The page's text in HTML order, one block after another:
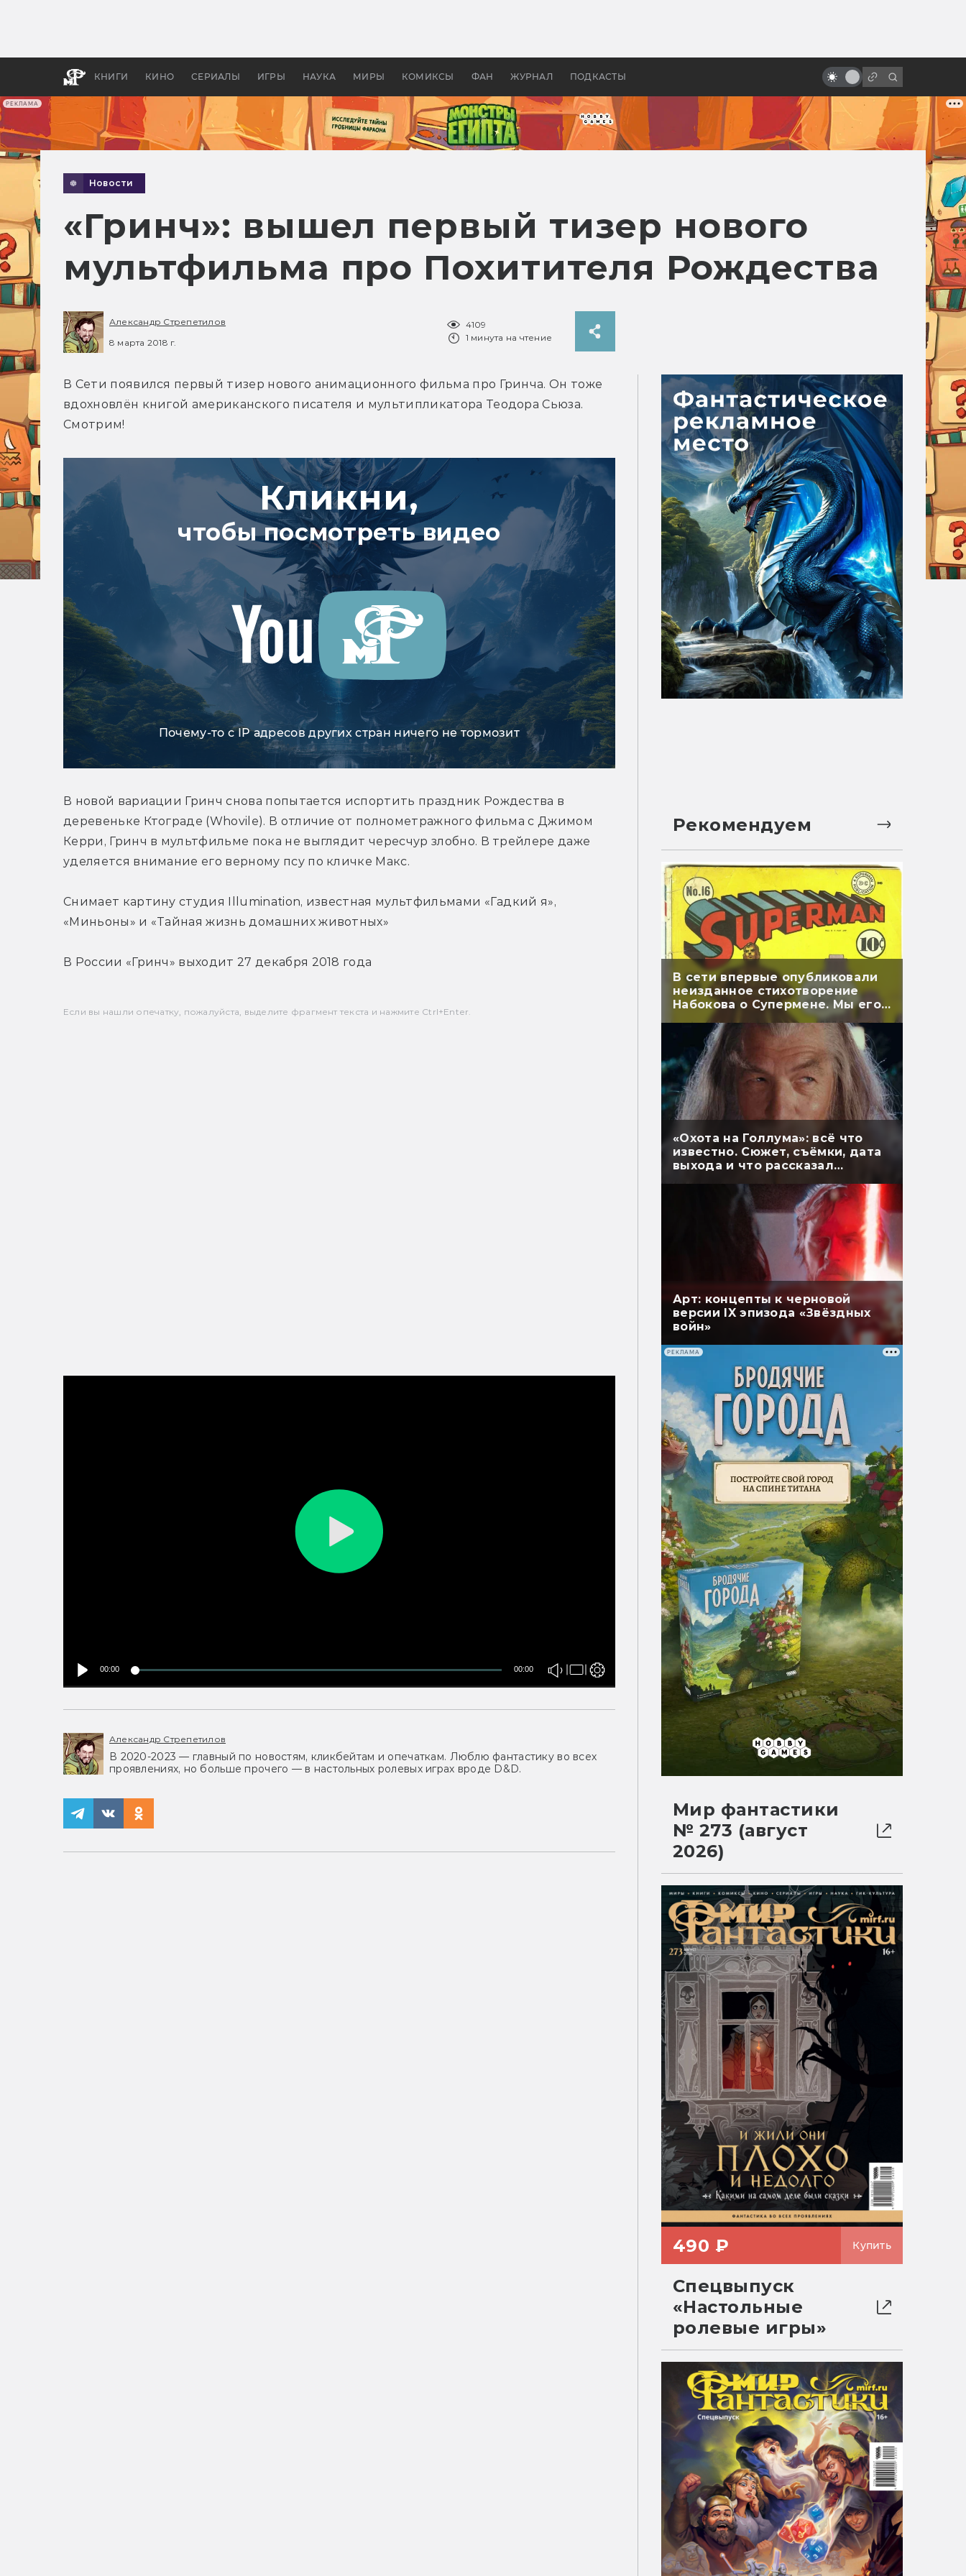
РЕКЛАМА
КНИГИ КИНО СЕРИАЛЫ ИГРЫ НАУКА МИРЫ КОМИКСЫ ФАН ЖУРНАЛ ПОДКАСТЫ
апокалипсис, в России —
бы «Властелина колец»
«Люди Икс»: всё о фильмах серии
Новости
«Гринч»: вышел первый тизер нового
мультфильма про Похитителя Рождества
Александр Стрепетилов
8 марта 2018 г.
4109
1 минута на чтение
В Сети появился первый тизер нового анимационного фильма про Гринча. Он тоже
вдохновлён книгой американского писателя и мультипликатора Теодора Сьюза.
Смотрим!
Кликни,
чтобы посмотреть видео
Почему-то с IP адресов других стран ничего не тормозит
В новой вариации Гринч снова попытается испортить праздник Рождества в
деревеньке Ктограде (Whovile). В отличие от полнометражного фильма с Джимом
Керри, Гринч в мультфильме пока не выглядит чересчур злобно. В трейлере даже
уделяется внимание его верному псу по кличке Макс.
Снимает картину студия Illumination, известная мультфильмами «Гадкий я»,
«Миньоны» и «Тайная жизнь домашних животных»
В России «Гринч» выходит 27 декабря 2018 года
Если вы нашли опечатку, пожалуйста, выделите фрагмент текста и нажмите Ctrl+Enter.
00:00 00:00
Александр Стрепетилов
В 2020-2023 — главный по новостям, кликбейтам и опечаткам. Люблю фантастику во всех
проявлениях, но больше прочего — в настольных ролевых играх вроде D&D.
Рекомендуем
В сети впервые опубликовали
неизданное стихотворение
Набокова о Супермене. Мы его
перевели
«Охота на Голлума»: всё что
известно. Сюжет, съёмки, дата
выхода и что рассказал
Арт: концепты к черновой
версии IX эпизода «Звёздных
войн»
РЕКЛАМА
Мир фантастики
№ 273 (август
2026)
490 ₽ Купить
Спецвыпуск
«Настольные
ролевые игры»